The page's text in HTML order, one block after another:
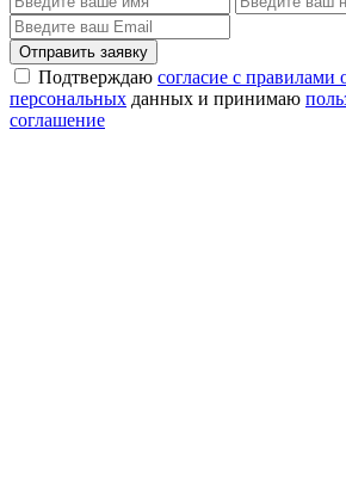
Отправить заявку
Подтверждаю согласие с правилами
персональных данных и принимаю
соглашение